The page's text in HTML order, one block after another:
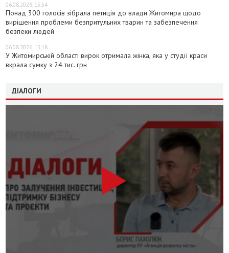
06.08.2026, 15:54
Понад 300 голосів зібрала петиція до влади Житомира щодо
вирішення проблеми безпритульних тварин та забезпечення
безпеки людей
06.08.2026, 15:18
У Житомирській області вирок отримала жінка, яка у студії краси
вкрала сумку з 24 тис. грн
ДІАЛОГИ